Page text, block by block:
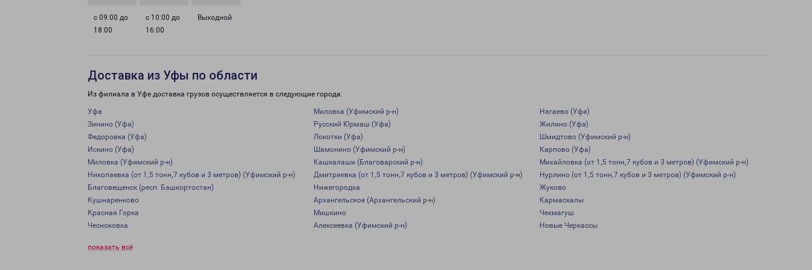
с 09:00 до
18:00
с 10:00 до
16:00
Выходной
Доставка из Уфы по области
Из филиала в Уфе доставка грузов осуществляется в следующие города:
Уфа Миловка (Уфимский р-н)
Нагаево (Уфа)
Зинино (Уфа)
Русский Юрмаш (Уфа)
Жилино (Уфа)
Федоровка (Уфа)
Локотки (Уфа)
Шмидтово (Уфимский р-н)
Искино (Уфа)
Шамонино (Уфимский р-н)
Карпово (Уфа)
Миловка (Уфимский р-н)
Кашкалаши (Благоварский р-н)
Михайловка (от 1,5 тонн,7 кубов и 3 метров) (Уфимский р-н)
Николаевка (от 1,5 тонн,7 кубов и 3 метров) (Уфимский р-н)
Дмитриевка (от 1,5 тонн,7 кубов и 3 метров) (Уфимский р-н)
Нурлино (от 1,5 тонн,7 кубов и 3 метров) (Уфимский р-н)
Благовещенск (респ. Башкортостан)
Нижегородка
Жуково
Кушнаренково
Архангельское (Архангельский р-н)
Кармаскалы
Красная Горка
Мишкино
Чекмагуш
Чесноковка
Алексеевка (Уфимский р-н) Новые Черкассы
показать всё